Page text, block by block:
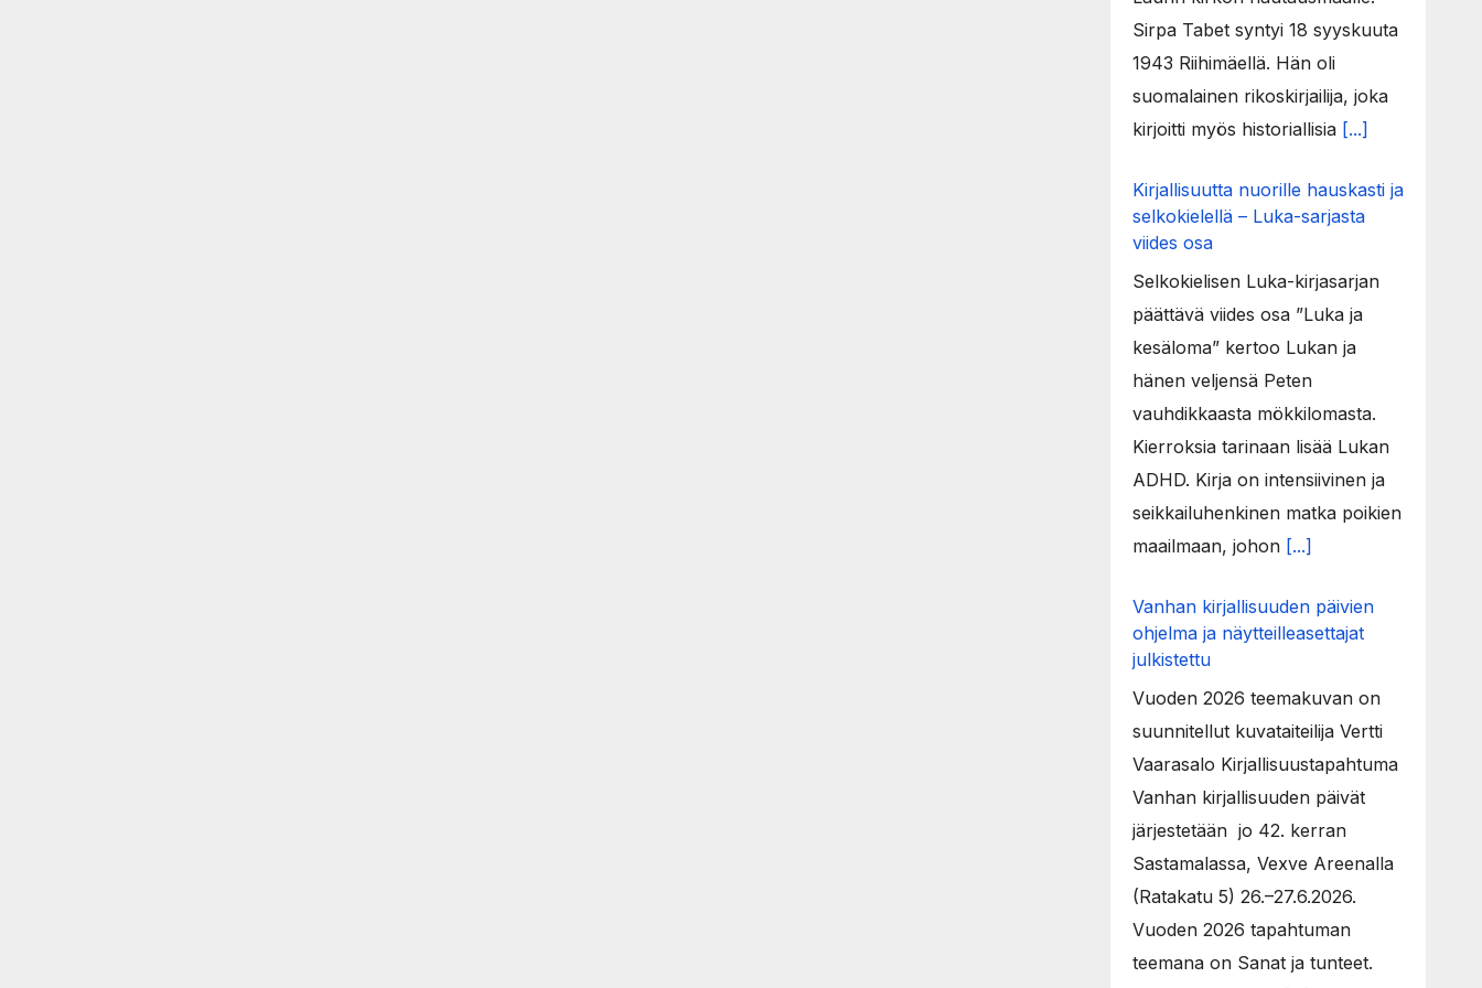
Sirpa Tabet syntyi 18 syyskuuta
1943 Riihimäellä. Hän oli
suomalainen rikoskirjailija, joka
kirjoitti myös historiallisia [...]
Kirjallisuutta nuorille hauskasti ja
selkokielellä – Luka-sarjasta
viides osa
Selkokielisen Luka-kirjasarjan
päättävä viides osa ”Luka ja
kesäloma” kertoo Lukan ja
hänen veljensä Peten
vauhdikkaasta mökkilomasta.
Kierroksia tarinaan lisää Lukan
ADHD. Kirja on intensiivinen ja
seikkailuhenkinen matka poikien
maailmaan, johon [...]
Vanhan kirjallisuuden päivien
ohjelma ja näytteilleasettajat
julkistettu
Vuoden 2026 teemakuvan on
suunnitellut kuvataiteilija Vertti
Vaarasalo Kirjallisuustapahtuma
Vanhan kirjallisuuden päivät
järjestetään jo 42. kerran
Sastamalassa, Vexve Areenalla
(Ratakatu 5) 26.–27.6.2026.
Vuoden 2026 tapahtuman
teemana on Sanat ja tunteet.